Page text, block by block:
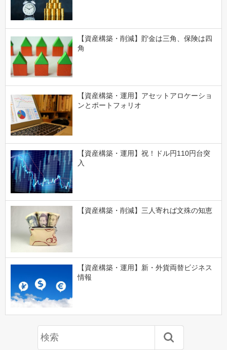
【資産構築・削減】貯金は三角、保険は四
角
【資産構築・運用】アセットアロケーショ
ンとポートフォリオ
【資産構築・運用】祝！ドル円110円台突
入
【資産構築・削減】三人寄れば文殊の知恵
【資産構築・運用】新・外貨両替ビジネス
情報